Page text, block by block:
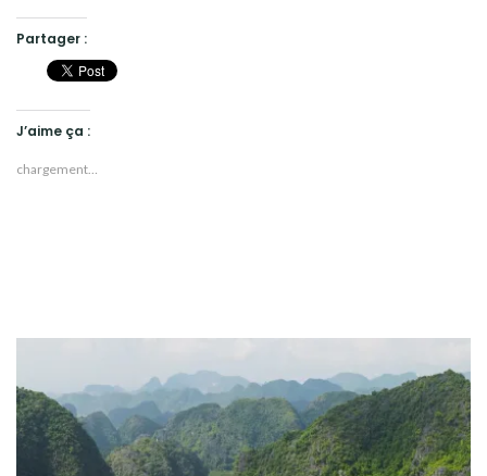
Partager :
J’aime ça :
chargement…